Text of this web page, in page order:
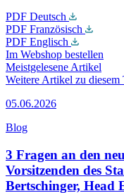
PDF Deutsch
PDF Französisch
PDF Englisch
Im Webshop bestellen
Meistgelesene Artikel
Weitere Artikel zu diesem
05.06.2026
Blog
3 Fragen an den
Vorsitzenden des
Bertschinger, Head